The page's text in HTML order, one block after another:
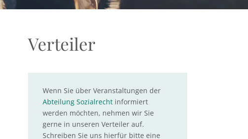
Verteiler
Wenn Sie über Veranstaltungen der
Abteilung Sozialrechtinformiert
werden möchten, nehmen wir Sie
gerne in unseren Verteiler auf.
Schreiben Sie uns hierfür bitte eine